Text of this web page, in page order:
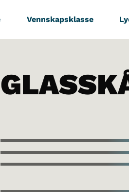
Vennskapsklasse